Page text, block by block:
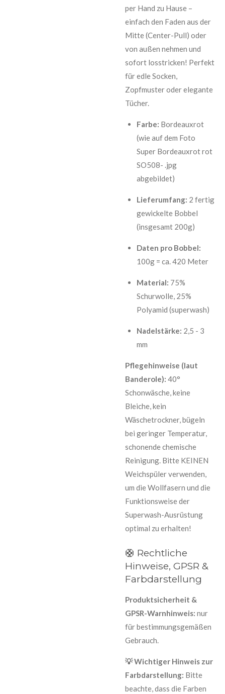
per Hand zu Hause –
einfach den Faden aus der
Mitte (Center-Pull) oder
von außen nehmen und
sofort losstricken! Perfekt
für edle Socken,
Zopfmuster oder elegante
Tücher.
Farbe: Bordeauxrot
(wie auf dem Foto
Super Bordeauxrot rot
SO508- .jpg
abgebildet)
Lieferumfang: 2 fertig
gewickelte Bobbel
(insgesamt 200g)
Daten pro Bobbel:
100g = ca. 420 Meter
Material: 75%
Schurwolle, 25%
Polyamid (superwash)
Nadelstärke: 2,5 - 3
mm
Pflegehinweise (laut
Banderole): 40°
Schonwäsche, keine
Bleiche, kein
Wäschetrockner, bügeln
bei geringer Temperatur,
schonende chemische
Reinigung. Bitte KEINEN
Weichspüler verwenden,
um die Wollfasern und die
Funktionsweise der
Superwash-Ausrüstung
optimal zu erhalten!
🛟 Rechtliche
Hinweise, GPSR &
Farbdarstellung
Produktsicherheit &
GPSR-Warnhinweis: nur
für bestimmungsgemäßen
Gebrauch.
💡 Wichtiger Hinweis zur
Farbdarstellung: Bitte
beachte, dass die Farben